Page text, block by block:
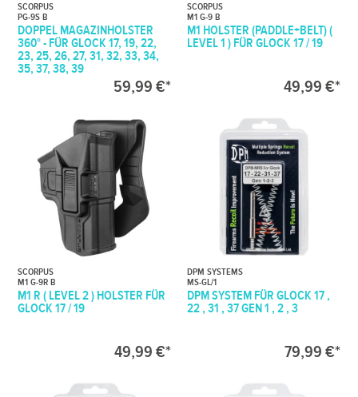
SCORPUS
PG-9S B
DOPPEL MAGAZINHOLSTER
360° - FÜR GLOCK 17, 19, 22,
23, 25, 26, 27, 31, 32, 33, 34,
35, 37, 38, 39
59,99 €*
SCORPUS
M1 G-9 B
M1 HOLSTER (PADDLE+BELT) (
LEVEL 1 ) FÜR GLOCK 17 / 19
49,99 €*
SCORPUS
M1 G-9R B
M1 R ( LEVEL 2 ) HOLSTER FÜR
GLOCK 17 / 19
49,99 €*
DPM SYSTEMS
MS-GL/1
DPM SYSTEM FÜR GLOCK 17 ,
22 , 31 , 37 GEN 1 , 2 , 3
79,99 €*